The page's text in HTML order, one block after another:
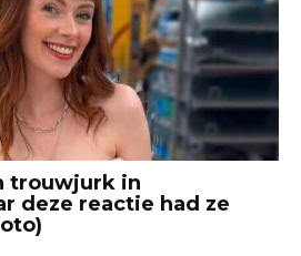
trouwjurk in
deze reactie had ze